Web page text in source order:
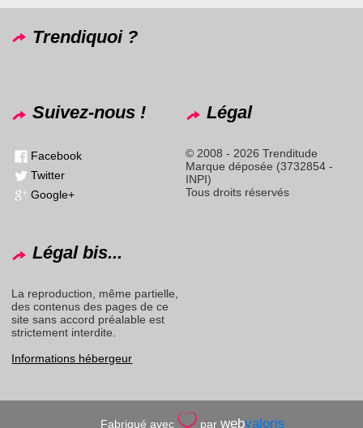
Trendiquoi ?
Suivez-nous !
Facebook
Twitter
Google+
Légal
© 2008 - 2026 Trenditude
Marque déposée (3732854 -
INPI)
Tous droits réservés
Légal bis...
La reproduction, même partielle,
des contenus des pages de ce
site sans accord préalable est
strictement interdite.
Informations hébergeur
Fabriqué avec parwebvaloris